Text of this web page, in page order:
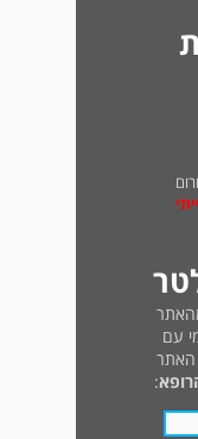
עם
האתר
: